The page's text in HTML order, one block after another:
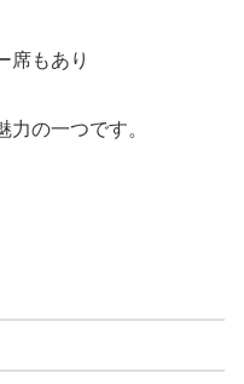
席もあり
力の一つです。